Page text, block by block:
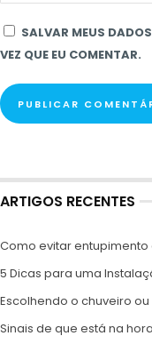
SALVAR MEUS
VEZ QUE EU COMENTAR.
ARTIGOS RECENTES
Como evitar
5 Dicas para uma
Escolhendo o chuveiro
Sinais de que está na